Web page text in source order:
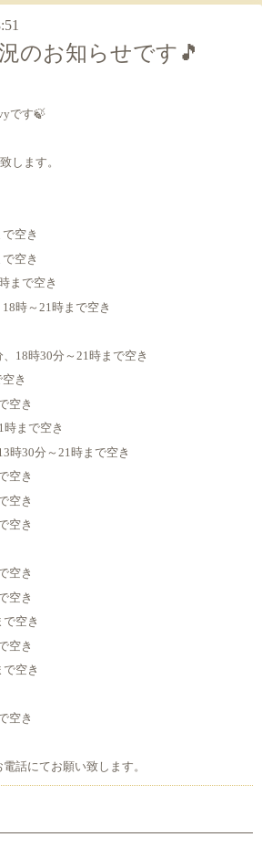
のお知らせです🎵
です🍃
します。
空き
空き
まで空き
時～21時まで空き
18時30分～21時まで空き
き
空き
まで空き
時30分～21時まで空き
空き
空き
空き
空き
空き
空き
空き
空き
空き
話にてお願い致します。